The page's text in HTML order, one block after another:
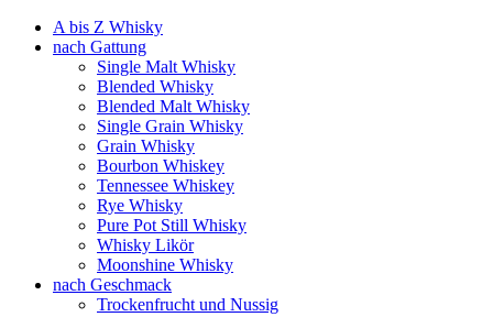
A bis Z Whisky
nach Gattung
Single Malt Whisky
Blended Whisky
Blended Malt Whisky
Single Grain Whisky
Grain Whisky
Bourbon Whiskey
Tennessee Whiskey
Rye Whisky
Pure Pot Still Whisky
Whisky Likör
Moonshine Whisky
nach Geschmack
Trockenfrucht und Nussig